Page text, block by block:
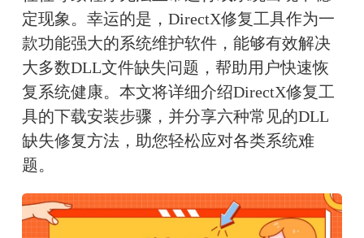
定现象。幸运的是，DirectX修复工具作为一
款功能强大的系统维护软件，能够有效解决
大多数DLL文件缺失问题，帮助用户快速恢
复系统健康。本文将详细介绍DirectX修复工
具的下载安装步骤，并分享六种常见的DLL
缺失修复方法，助您轻松应对各类系统难
题。